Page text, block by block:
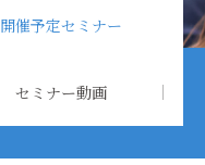
開催予定セミナー
セミナー動画